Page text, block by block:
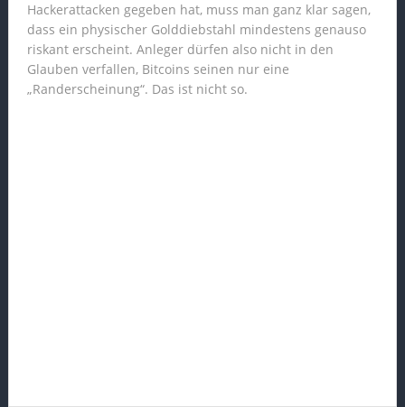
Hackerattacken gegeben hat, muss man ganz klar sagen,
dass ein physischer Golddiebstahl mindestens genauso
riskant erscheint. Anleger dürfen also nicht in den
Glauben verfallen, Bitcoins seinen nur eine
„Randerscheinung“. Das ist nicht so.